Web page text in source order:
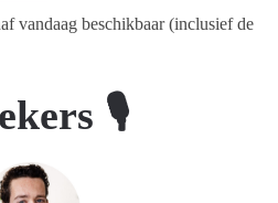
vandaag beschikbaar (inclusief de
🎙